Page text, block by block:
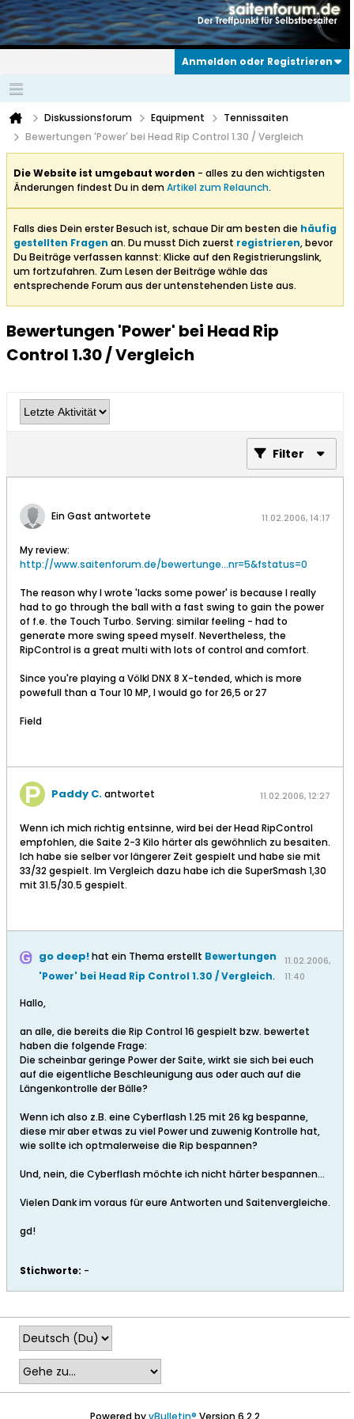
Anmelden oder Registrieren
Diskussionsforum Equipment
Tennissaiten
Bewertungen 'Power' bei Head Rip Control 1.30 / Vergleich
Die Website ist umgebaut worden - alles zu den wichtigsten
Änderungen findest Du in demArtikel zum Relaunch.
Falls dies Dein erster Besuch ist, schaue Dir am besten die häufig
gestellten Fragen an. Du musst Dich zuerst registrieren, bevor
Du Beiträge verfassen kannst: Klicke auf den Registrierungslink,
um fortzufahren. Zum Lesen der Beiträge wähle das
entsprechende Forum aus der untenstehenden Liste aus.
Bewertungen 'Power' bei Head Rip
Control 1.30 / Vergleich
Filter
Ein Gast antwortete 11.02.2006, 14:17
My review:
http://www.saitenforum.de/bewertunge...nr=5&fstatus=0
The reason why I wrote 'lacks some power' is because I really
had to go through the ball with a fast swing to gain the power
of f.e. the Touch Turbo. Serving: similar feeling - had to
generate more swing speed myself. Nevertheless, the
RipControl is a great multi with lots of control and comfort.
Since you're playing a Völkl DNX 8 X-tended, which is more
powefull than a Tour 10 MP, I would go for 26,5 or 27
Field
Paddy C.antwortet 11.02.2006, 12:27
Wenn ich mich richtig entsinne, wird bei der Head RipControl
empfohlen, die Saite 2-3 Kilo härter als gewöhnlich zu besaiten.
Ich habe sie selber vor längerer Zeit gespielt und habe sie mit
33/32 gespielt. Im Vergleich dazu habe ich die SuperSmash 1,30
mit 31.5/30.5 gespielt.
go deep!hat ein Thema erstellt Bewertungen
'Power' bei Head Rip Control 1.30 / Vergleich.
11.02.2006,
11:40
Hallo,
an alle, die bereits die Rip Control 16 gespielt bzw. bewertet
haben die folgende Frage:
Die scheinbar geringe Power der Saite, wirkt sie sich bei euch
auf die eigentliche Beschleunigung aus oder auch auf die
Längenkontrolle der Bälle?
Wenn ich also z.B. eine Cyberflash 1.25 mit 26 kg bespanne,
diese mir aber etwas zu viel Power und zuwenig Kontrolle hat,
wie sollte ich optmalerweise die Rip bespannen?
Und, nein, die Cyberflash möchte ich nicht härter bespannen...
Vielen Dank im voraus für eure Antworten und Saitenvergleiche.
gd!
Stichworte: -